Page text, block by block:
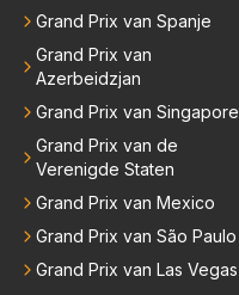
Grand Prix van Spanje
Grand Prix van
Azerbeidzjan
Grand Prix van Singapore
Grand Prix van de
Verenigde Staten
Grand Prix van Mexico
Grand Prix van São Paulo
Grand Prix van Las Vegas